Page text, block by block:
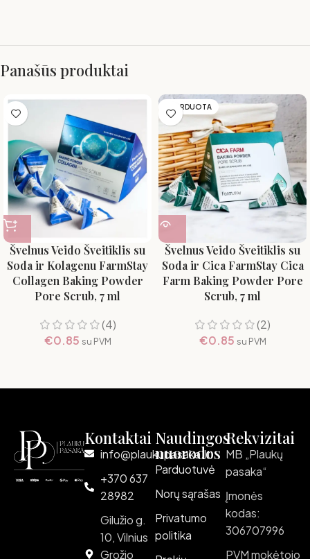
Panašūs produktai
Švelnus Veido Šveitiklis su
Soda ir Kolagenu FarmStay
Collagen Baking Powder
Pore Scrub, 7 ml
(4)
€0.85 su PVM
IŠPARDUOTA
Švelnus Veido Šveitiklis su
Soda ir Cica FarmStay Cica
Farm Baking Powder Pore
Scrub, 7 ml
(2)
€0.85 su PVM
Kontaktai
info@plaukupasaka.lt
+370 637
28982
Gilužio g.
10, Vilnius
Grožio
Naudingos
nuorodos
Parduotuvė
Norų sąrašas
Privatumo
politika
Rekvizitai
MB „Plaukų
pasaka“
Įmonės
kodas:
306707996
PVM mokėtojo